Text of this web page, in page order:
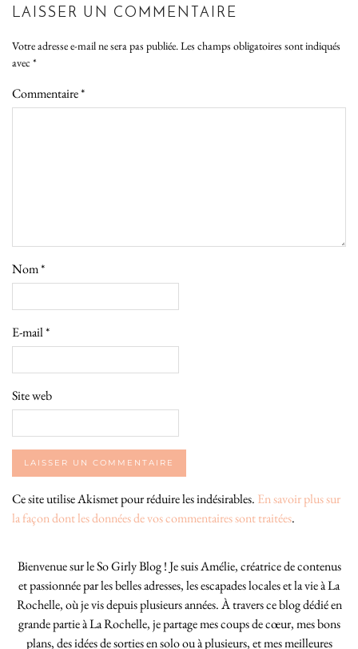
LAISSER UN COMMENTAIRE
Votre adresse e-mail ne sera pas publiée.Les champs obligatoires sont indiqués
avec *
Commentaire*
Nom*
E-mail*
Site web
Ce site utilise Akismet pour réduire les indésirables. En savoir plus sur
la façon dont les données de vos commentaires sont traitées.
Bienvenue sur le So Girly Blog ! Je suis Amélie, créatrice de contenus
et passionnée par les belles adresses, les escapades locales et la vie à La
Rochelle, où je vis depuis plusieurs années. À travers ce blog dédié en
grande partie à La Rochelle, je partage mes coups de cœur, mes bons
plans, des idées de sorties en solo ou à plusieurs, et mes meilleures